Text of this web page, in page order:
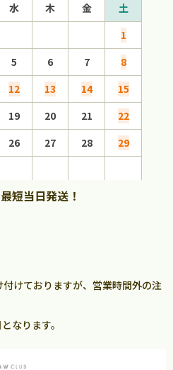
水 木 金
土
1
5 6 7
8
12 13 14
15
19 20 21
22
26 27 28
29
短当日発送！
けておりますが、営業時間外の注
なります。